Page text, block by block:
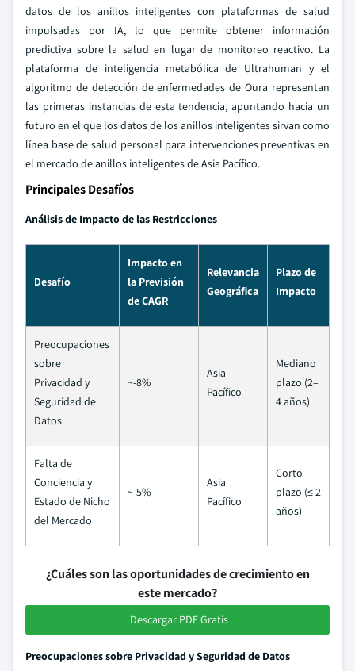
datos de los anillos inteligentes con plataformas de salud
impulsadas por IA, lo que permite obtener información
predictiva sobre la salud en lugar de monitoreo reactivo. La
plataforma de inteligencia metabólica de Ultrahuman y el
algoritmo de detección de enfermedades de Oura representan
las primeras instancias de esta tendencia, apuntando hacia un
futuro en el que los datos de los anillos inteligentes sirvan como
línea base de salud personal para intervenciones preventivas en
el mercado de anillos inteligentes de Asia Pacífico.
Principales Desafíos
Análisis de Impacto de las Restricciones
Desafío
Impacto en
la Previsión
de CAGR
Relevancia
Geográfica
Plazo de
Impacto
Preocupaciones
sobre
Privacidad y
Seguridad de
Datos
~-8%
Asia
Pacífico
Mediano
plazo (2–
4 años)
Falta de
Conciencia y
Estado de Nicho
del Mercado
~-5%
Asia
Pacífico
Corto
plazo (≤ 2
años)
¿Cuáles son las oportunidades de crecimiento en
este mercado?
Descargar PDF Gratis
Preocupaciones sobre Privacidad y Seguridad de Datos